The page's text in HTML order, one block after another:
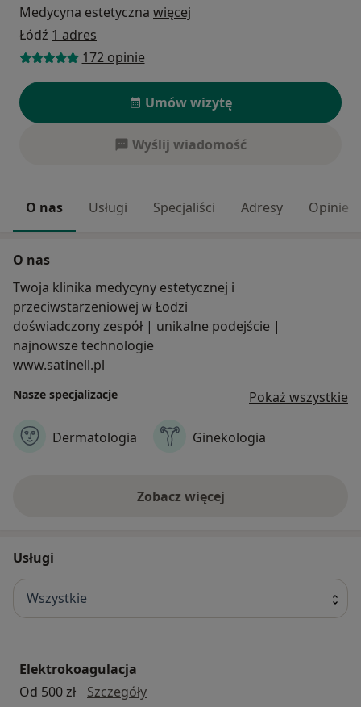
Medycyna estetyczna więcej
Łódź 1 adres
172 opinie
Umów wizytę
Wyślij wiadomość
O nas Usługi Specjaliści Adresy Opinie
O nas
Twoja klinika medycyny estetycznej i
przeciwstarzeniowej w Łodzi
doświadczony zespół | unikalne podejście |
najnowsze technologie
www.satinell.pl
Nasze specjalizacje Pokaż wszystkie
Dermatologia Ginekologia
Zobacz więcej
Usługi
Wszystkie
Elektrokoagulacja
Od 500 zł
Szczegółyelektrokoagulacja